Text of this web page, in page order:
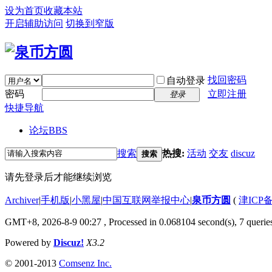
设为首页收藏本站
开启辅助访问 切换到窄版
自动登录 找回密码
密码
登录
立即注册
快捷导航
论坛BBS
搜索 搜索 热搜: 活动 交友 discuz
请先登录后才能继续浏览
Archiver|手机版|小黑屋|中国互联网举报中心|泉币方圆 ( 津ICP
GMT+8, 2026-8-9 00:27 , Processed in 0.068104 second(s), 7
Powered by Discuz! X3.2
© 2001-2013 Comsenz Inc.